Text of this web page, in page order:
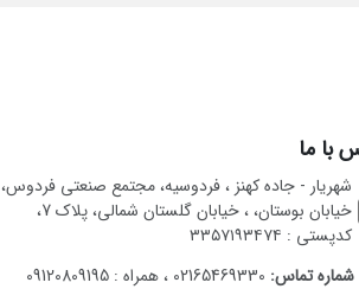
با ما
شهریار - جاده کهنز ، فردوسیه، مجتمع صنعتی فردوس،
خیابان بوستان، ، خیابان گلستان شمالی، پلاک 7،
کدپستی : ۳۳۵۷۱۹۳۴۷۴
شماره تماس: 02165469330 ، همراه : 09120809195